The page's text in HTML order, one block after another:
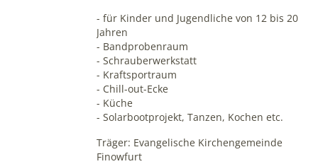
- für Kinder und Jugendliche von 12 bis 20
Jahren
- Bandprobenraum
- Schrauberwerkstatt
- Kraftsportraum
- Chill-out-Ecke
- Küche
- Solarbootprojekt, Tanzen, Kochen etc.
Träger: Evangelische Kirchengemeinde
Finowfurt